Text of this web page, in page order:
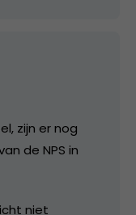
zijn er nog
de NPS in
niet